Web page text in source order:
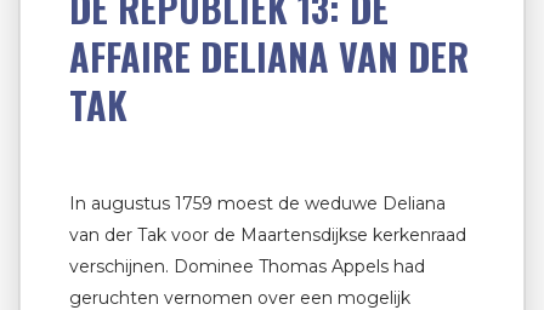
AFFAIRE DELIANA VAN DER
TAK
In augustus 1759 moest de weduwe Deliana
van der Tak voor de Maartensdijkse kerkenraad
verschijnen. Dominee Thomas Appels had
geruchten vernomen over een mogelijk